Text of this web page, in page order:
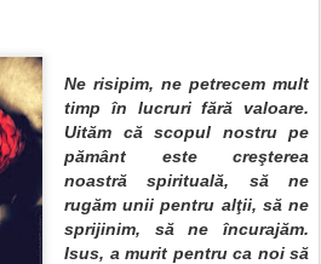
Ne risipim, ne petrecem mult
timp în lucruri fără valoare.
Uităm că scopul nostru pe
pământ este creşterea
noastră spirituală, să ne
rugăm unii pentru alţii, să ne
sprijinim, să ne încurajăm.
Isus, a murit pentru ca noi să